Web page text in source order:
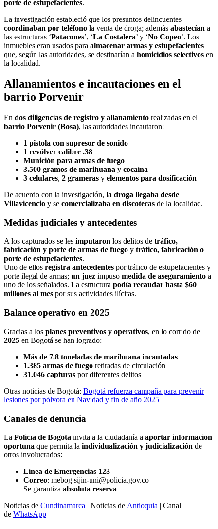
porte de estupefacientes.
La investigación estableció que los presuntos delincuentes
coordinaban por teléfono la venta de droga; además abastecían a
las estructuras ‘Patacones’, ‘La Costalera’ y ‘No Copeo’. Los
inmuebles eran usados para almacenar armas y estupefacientes
que, según las autoridades, se destinarían a homicidios selectivos en
la localidad.
Allanamientos e incautaciones en el
barrio Porvenir
En dos diligencias de registro y allanamiento realizadas en el
barrio Porvenir (Bosa), las autoridades incautaron:
1 pistola con supresor de sonido
1 revólver calibre .38
Munición para armas de fuego
3.500 gramos de marihuana y cocaína
3 celulares, 2 grameras y elementos para dosificación
De acuerdo con la investigación, la droga llegaba desde
Villavicencio y se comercializaba en discotecas de la localidad.
Medidas judiciales y antecedentes
A los capturados se les imputaron los delitos de tráfico,
fabricación y porte de armas de fuego y tráfico, fabricación o
porte de estupefacientes.
Uno de ellos registra antecedentes por tráfico de estupefacientes y
porte ilegal de armas; un juez impuso medida de aseguramiento a
uno de los señalados. La estructura podía recaudar hasta $60
millones al mes por sus actividades ilícitas.
Balance operativo en 2025
Gracias a los planes preventivos y operativos, en lo corrido de
2025 en Bogotá se han logrado:
Más de 7,8 toneladas de marihuana incautadas
1.385 armas de fuego retiradas de circulación
31.046 capturas por diferentes delitos
Otras noticias de Bogotá: Bogotá refuerza campaña para prevenir
lesiones por pólvora en Navidad y fin de año 2025
Canales de denuncia
La Policía de Bogotá invita a la ciudadanía a aportar información
oportuna que permita la individualización y judicialización de
otros involucrados:
Línea de Emergencias 123
Correo: mebog.sijin-uni@policia.gov.co
Se garantiza absoluta reserva.
Noticias de Cundinamarca | Noticias de Antioquia | Canal
de WhatsApp